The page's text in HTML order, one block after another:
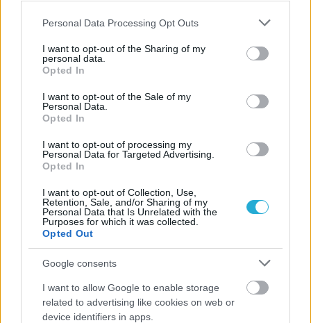
Please note that this website/app uses one or more Google
not limited to your visit or usage behaviour. You may click to
grant or deny consent to Google and its third-party tags to
use your data for below specified purposes in below Google
consent section.
Personal Data Processing Opt Outs
I want to opt-out of the Sharing of my
personal data.
Opted In
I want to opt-out of the Sale of my
Personal Data.
Opted In
I want to opt-out of processing my
Personal Data for Targeted Advertising.
Opted In
I want to opt-out of Collection, Use,
Retention, Sale, and/or Sharing of my
Personal Data that Is Unrelated with the
Purposes for which it was collected.
Opted Out
Google consents
I want to allow Google to enable storage
related to advertising like cookies on web or
device identifiers in apps.